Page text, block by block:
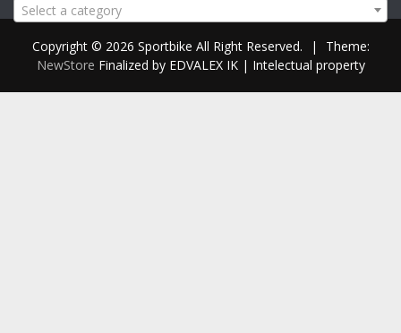
Select a category
Copyright © 2026 Sportbike All Right Reserved. |
Theme:
NewStore Finalized by EDVALEX IK | Intelectual property